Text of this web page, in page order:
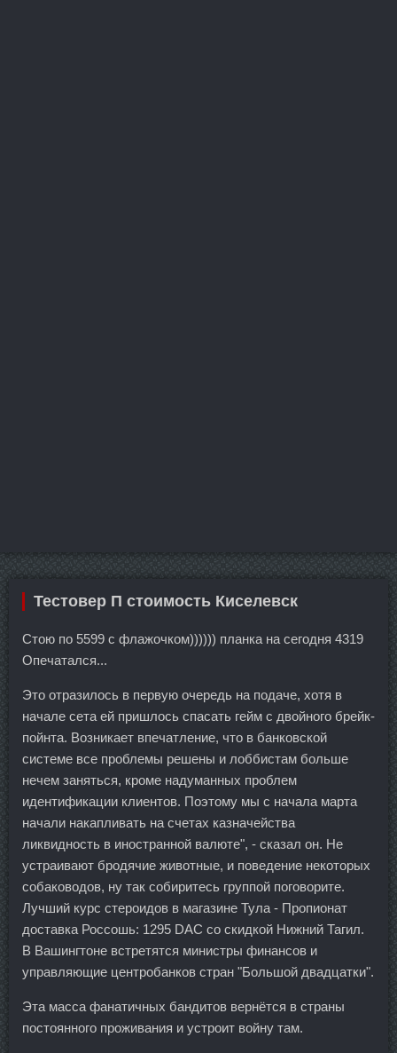
Тестовер П стоимость Киселевск
Стою по 5599 с флажочком)))))) планка на сегодня 4319
Опечатался...
Это отразилось в первую очередь на подаче, хотя в
начале сета ей пришлось спасать гейм с двойного брейк-
пойнта. Возникает впечатление, что в банковской
системе все проблемы решены и лоббистам больше
нечем заняться, кроме надуманных проблем
идентификации клиентов. Поэтому мы с начала марта
начали накапливать на счетах казначейства
ликвидность в иностранной валюте", - сказал он. Не
устраивают бродячие животные, и поведение некоторых
собаководов, ну так собиритесь группой поговорите.
Лучший курс стероидов в магазине Тула - Пропионат
доставка Россошь: 1295 DAC со скидкой Нижний Тагил.
В Вашингтоне встретятся министры финансов и
управляющие центробанков стран "Большой двадцатки".
Эта масса фанатичных бандитов вернётся в страны
постоянного проживания и устроит войну там.